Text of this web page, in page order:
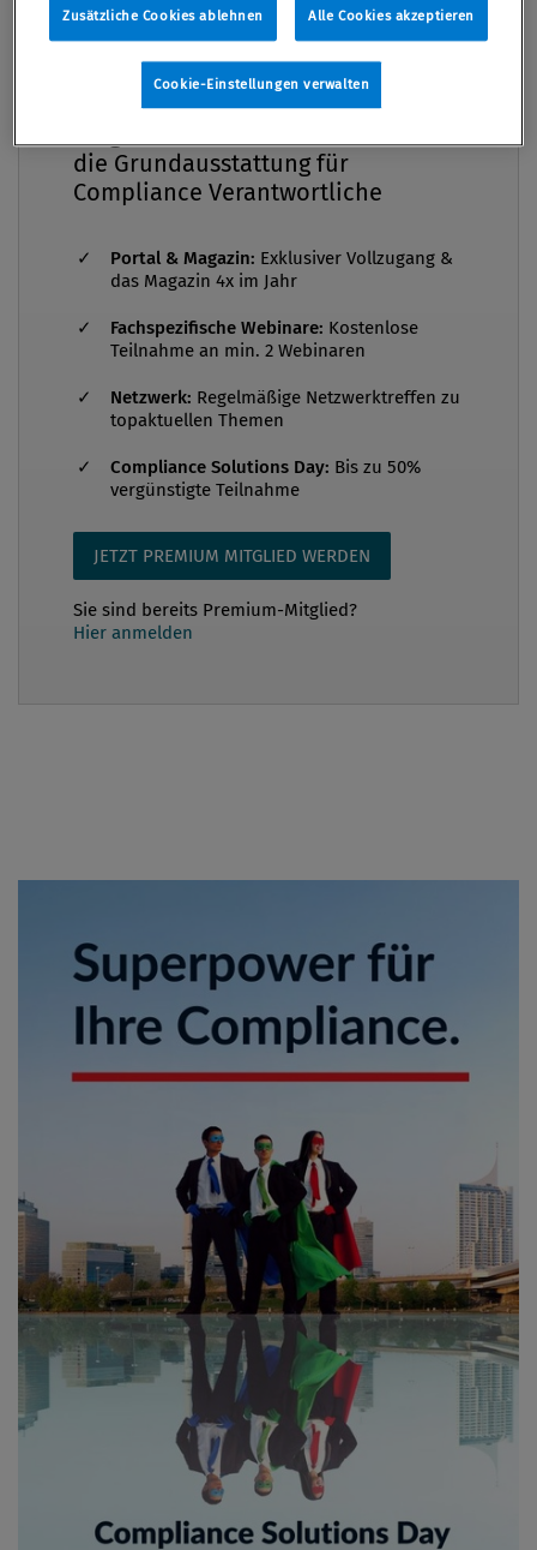
Börsenotierte Unternehmen, Unternehmen, die
Kredit- bzw Finanzinstitute insgesamt unterliegen
zum Zwecke der Stärkung der Integrität des
Compliance-Verpflichtungen, deren schematischer
Aufbereitung sich die Beraterbranche mittlerweile
genauso intensiv angenommen hat wie dem
Implementieren geeigneter Compliance-Tools.
Gegenstand dieses Artikels ist nicht der Versuch der
Darstellung einer möglichst u...
Compliance Praxis Premium
die Grundausstattung für
Compliance Verantwortliche
Portal & Magazin: Exklusiver Vollzugang &
das Magazin 4x im Jahr
Fachspezifische Webinare: Kostenlose
Teilnahme an min. 2 Webinaren
Netzwerk: Regelmäßige Netzwerktreffen zu
topaktuellen Themen
Compliance Solutions Day: Bis zu 50%
vergünstigte Teilnahme
JETZT PREMIUM MITGLIED WERDEN
Sie sind bereits Premium-Mitglied?
Hier anmelden
Zusätzliche Cookies ablehnen Alle Cookies akzeptieren
Cookie-Einstellungen verwalten